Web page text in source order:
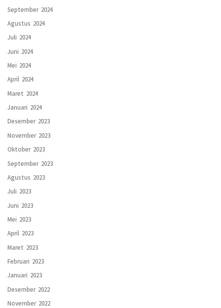
September 2024
Agustus 2024
Juli 2024
Juni 2024
Mei 2024
April 2024
Maret 2024
Januari 2024
Desember 2023
November 2023
Oktober 2023
September 2023
Agustus 2023
Juli 2023
Juni 2023
Mei 2023
April 2023
Maret 2023
Februari 2023
Januari 2023
Desember 2022
November 2022